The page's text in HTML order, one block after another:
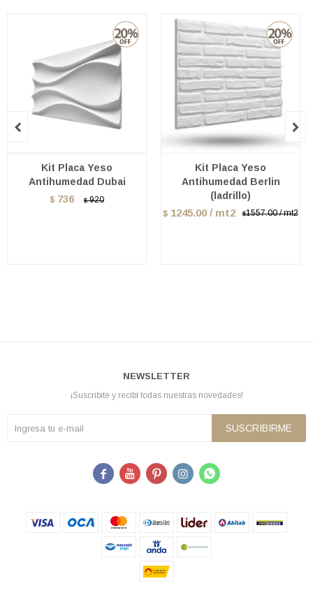
Kit Placa Yeso
Antihumedad Dubai
$ 736 $ 920
Kit Placa Yeso
Antihumedad Berlin
(ladrillo)
$ 1245.00 / mt2 $1557.00 / mt2
 
NEWSLETTER
¡Suscribite y recibí todas nuestras novedades!
SUSCRIBIRME
    